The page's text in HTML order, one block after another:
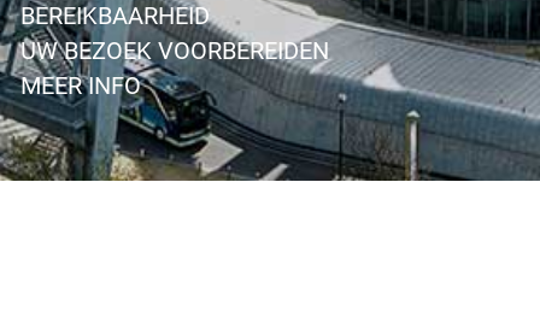
BEREIKBAARHEID
UW BEZOEK VOORBEREIDEN
MEER INFO